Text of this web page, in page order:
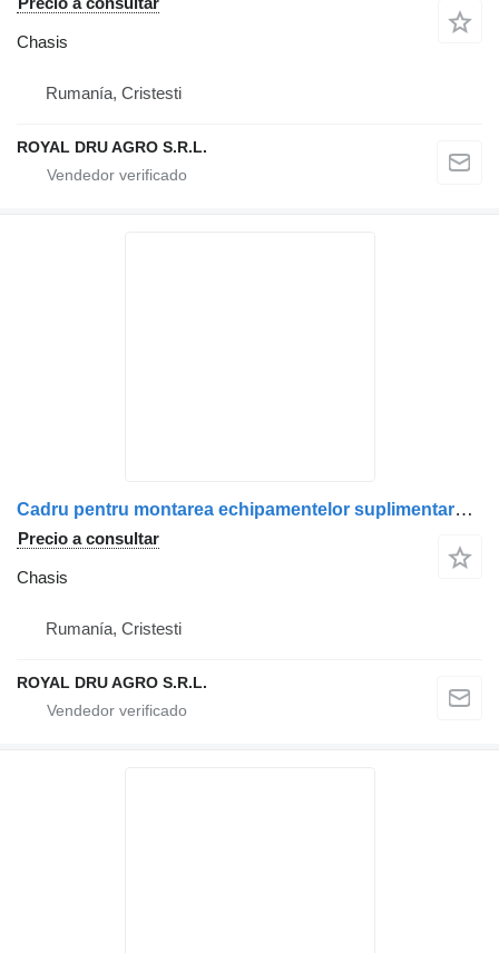
Chasis
Rumanía, Cristesti
ROYAL DRU AGRO S.R.L.
Cadru pentru montarea echipamentelor suplimentare chasis para Scania (1722738, 1485285) camión
Precio a consultar
Chasis
Rumanía, Cristesti
ROYAL DRU AGRO S.R.L.